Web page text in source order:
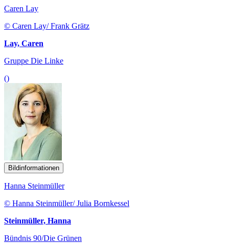
Caren Lay
© Caren Lay/ Frank Grätz
Lay, Caren
Gruppe Die Linke
()
Bildinformationen
Hanna Steinmüller
© Hanna Steinmüller/ Julia Bornkessel
Steinmüller, Hanna
Bündnis 90/Die Grünen